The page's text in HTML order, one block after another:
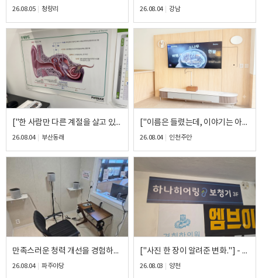
26.08.05 청량리 26.08.04 강남
["한 사람만 다른 계절을 살고 있었습니다."] - 벨톤 Achieve RIC(오픈형 귀걸이형) 피팅 후기
26.08.04 부산동래
["이름은 들렸는데, 이야기는 아니었습니다."] - 포낙 Sky Lumity BTE(귀걸이형) 피팅 후기
26.08.04 인천주안
만족스러운 청력 개선을 경험하신 80대 중고도 난청 아버님의 후기
26.08.04 파주야당
["사진 한 장이 알려준 변화."] - 벨톤 Serene 17 ITC(귓속형) 피팅 후기
26.08.03 양천